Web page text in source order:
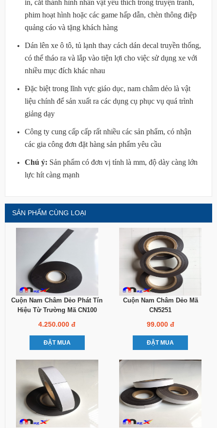
in, cắt thành hình nhân vật yêu thích trong truyện tranh,
phim hoạt hình hoặc các game hấp dẫn, chèn thông điệp
quảng cáo và tặng khách hàng
Dán lên xe ô tô, tủ lạnh thay cách dán decal truyền thống,
có thể tháo ra và lắp vào tiện lợi cho việc sử dụng xe với
nhiều mục đích khác nhau
Đặc biệt trong lĩnh vực giáo dục, nam châm dẻo là vật
liệu chính để sản xuất ra các dụng cụ phục vụ quá trình
giảng dạy
Công ty cung cấp cấp rất nhiều các sản phẩm, có nhận
các gia công đơn đặt hàng sản phẩm yêu cầu
Chú ý: Sản phẩm có đơn vị tính là mm, độ dày càng lớn
lực hít càng mạnh
SẢN PHẨM CÙNG LOẠI
Cuộn Nam Châm Dẻo Phát Tín
Hiệu Từ Trường Mã CN100
4.250.000 đ
ĐẶT MUA
Cuộn Nam Châm Dẻo Mã
CN5251
99.000 đ
ĐẶT MUA